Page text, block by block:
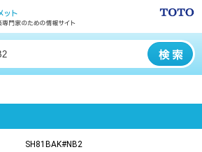
SH81BAK#NB2